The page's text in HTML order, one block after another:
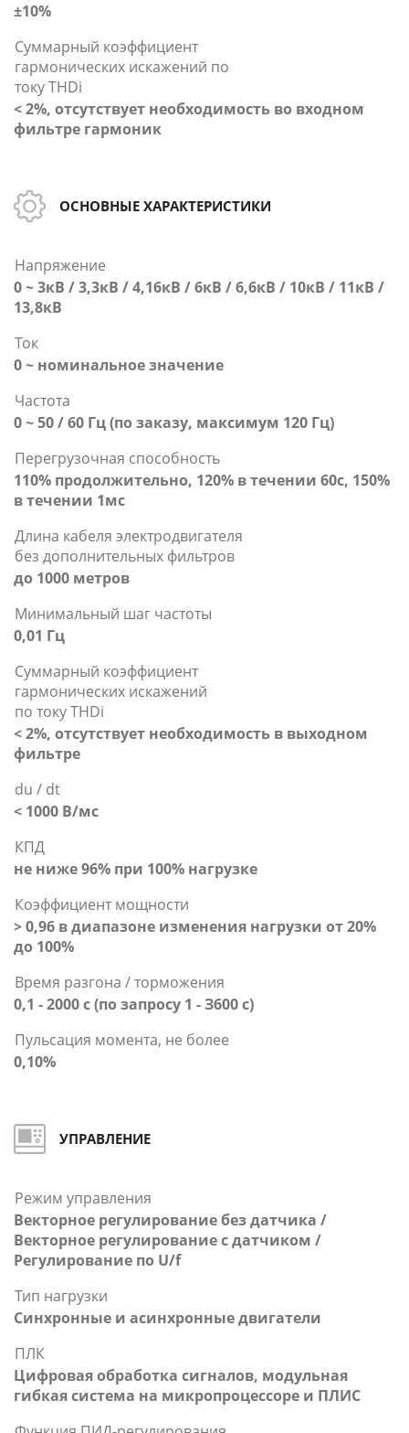
±10%
Суммарный коэффициент
гармонических искажений по
токy THDi
< 2%, отсутствует необходимость во входном
фильтре гармоник
ОСНОВНЫЕ ХАРАКТЕРИСТИКИ
Напряжение
0 ~ 3кВ / 3,3кВ / 4,16кВ / 6кВ / 6,6кВ / 10кВ / 11кВ /
13,8кВ
Ток
0 ~ номинальное значение
Частота
0 ~ 50 / 60 Гц (по заказу, максимум 120 Гц)
Перегрузочная способность
110% продолжительно, 120% в течении 60с, 150%
в течении 1мс
Длина кабеля электродвигателя
без дополнительных фильтров
до 1000 метров
Минимальный шаг частоты
0,01 Гц
Суммарный коэффициент
гармонических искажений
по току THDi
< 2%, отсутствует необходимость в выходном
фильтре
du / dt
< 1000 В/мс
КПД
не ниже 96% при 100% нагрузке
Коэффициент мощности
> 0,96 в диапазоне изменения нагрузки от 20%
до 100%
Время разгона / торможения
0,1 - 2000 с (по запросу 1 - З600 с)
Пульсация момента, не более
0,10%
УПРАВЛЕНИЕ
Режим управления
Векторное регулирование без датчика /
Векторное регулирование с датчиком /
Регулирование по U/f
Тип нагрузки
Синхронные и асинхронные двигатели
ПЛК
Цифровая обработка сигналов, модульная
гибкая система на микропроцессоре и ПЛИС